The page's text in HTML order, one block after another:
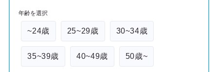
年齢を選択
~24歳 25~29歳 30~34歳
35~39歳 40~49歳 50歳~